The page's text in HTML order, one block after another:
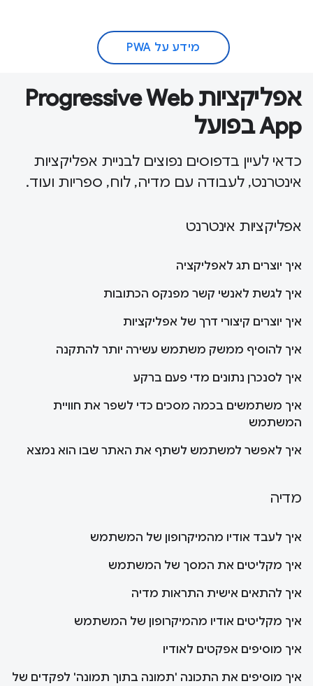
מידע על PWA
אפליקציות Progressive Web
App בפועל
כדאי לעיין בדפוסים נפוצים לבניית אפליקציות
אינטרנט, לעבודה עם מדיה, לוח, ספריות ועוד.
אפליקציות אינטרנט
איך יוצרים תג לאפליקציה
איך לגשת לאנשי קשר מפנקס הכתובות
איך יוצרים קיצורי דרך של אפליקציות
איך להוסיף ממשק משתמש עשירה יותר להתקנה
איך לסנכרן נתונים מדי פעם ברקע
איך משתמשים בכמה מסכים כדי לשפר את חוויית
המשתמש
איך לאפשר למשתמש לשתף את האתר שבו הוא נמצא
מדיה
איך לעבד אודיו מהמיקרופון של המשתמש
איך מקליטים את המסך של המשתמש
איך להתאים אישית התראות מדיה
איך מקליטים אודיו מהמיקרופון של המשתמש
איך מוסיפים אפקטים לאודיו
איך מוסיפים את התכונה 'תמונה בתוך תמונה' לפקדים של